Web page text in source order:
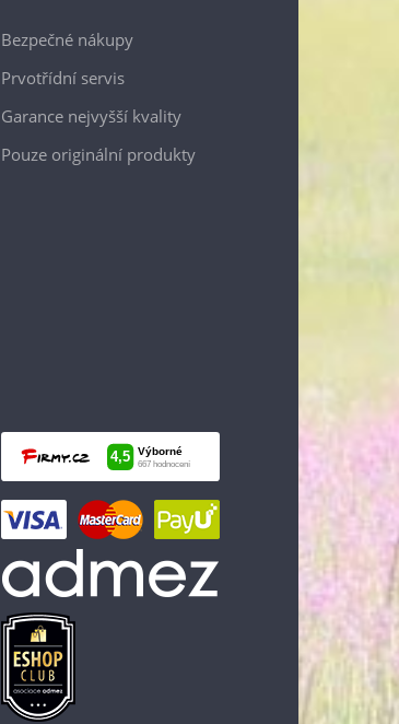
Bezpečné nákupy
Prvotřídní servis
Garance nejvyšší kvality
Pouze originální produkty